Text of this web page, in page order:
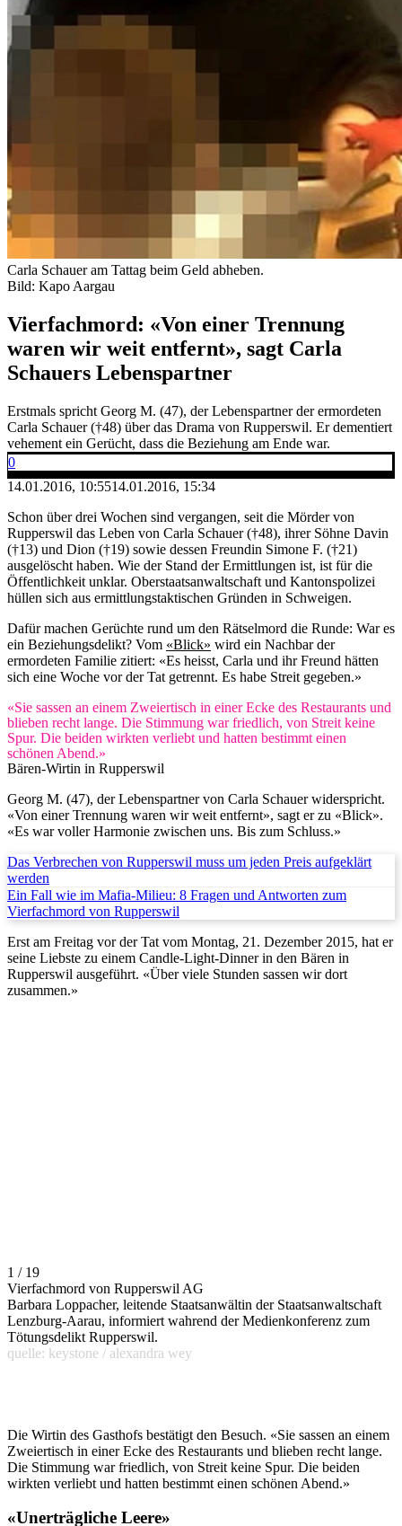
Carla Schauer am Tattag beim Geld abheben.
Bild: Kapo Aargau
Vierfachmord: «Von einer Trennung
waren wir weit entfernt», sagt Carla
Schauers Lebenspartner
Erstmals spricht Georg M. (47), der Lebenspartner der ermordeten
Carla Schauer (†48) über das Drama von Rupperswil. Er dementiert
vehement ein Gerücht, dass die Beziehung am Ende war.
0
14.01.2016, 10:5514.01.2016, 15:34
Schon über drei Wochen sind vergangen, seit die Mörder von
Rupperswil das Leben von Carla Schauer (†48), ihrer Söhne Davin
(†13) und Dion (†19) sowie dessen Freundin Simone F. (†21)
ausgelöscht haben. Wie der Stand der Ermittlungen ist, ist für die
Öffentlichkeit unklar. Oberstaatsanwaltschaft und Kantonspolizei
hüllen sich aus ermittlungstaktischen Gründen in Schweigen.
Dafür machen Gerüchte rund um den Rätselmord die Runde: War es
ein Beziehungsdelikt? Vom «Blick» wird ein Nachbar der
ermordeten Familie zitiert: «Es heisst, Carla und ihr Freund hätten
sich eine Woche vor der Tat getrennt. Es habe Streit gegeben.»
«Sie sassen an einem Zweiertisch in einer Ecke des Restaurants und
blieben recht lange. Die Stimmung war friedlich, von Streit keine
Spur. Die beiden wirkten verliebt und hatten bestimmt einen
schönen Abend.»
Bären-Wirtin in Rupperswil
Georg M. (47), der Lebenspartner von Carla Schauer widerspricht.
«Von einer Trennung waren wir weit entfernt», sagt er zu «Blick».
«Es war voller Harmonie zwischen uns. Bis zum Schluss.»
Das Verbrechen von Rupperswil muss um jeden Preis aufgeklärt
werden
Ein Fall wie im Mafia-Milieu: 8 Fragen und Antworten zum
Vierfachmord von Rupperswil
Erst am Freitag vor der Tat vom Montag, 21. Dezember 2015, hat er
seine Liebste zu einem Candle-Light-Dinner in den Bären in
Rupperswil ausgeführt. «Über viele Stunden sassen wir dort
zusammen.»
1 / 19
Vierfachmord von Rupperswil AG
Barbara Loppacher, leitende Staatsanwältin der Staatsanwaltschaft
Lenzburg-Aarau, informiert wahrend der Medienkonferenz zum
Tötungsdelikt Rupperswil.
quelle: keystone / alexandra wey
Die Wirtin des Gasthofs bestätigt den Besuch. «Sie sassen an einem
Zweiertisch in einer Ecke des Restaurants und blieben recht lange.
Die Stimmung war friedlich, von Streit keine Spur. Die beiden
wirkten verliebt und hatten bestimmt einen schönen Abend.»
«Unerträgliche Leere»